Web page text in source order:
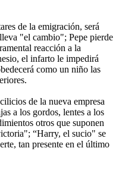
de la emigración, será
"el cambio"; Pepe pierde
reacción a la
el infarto le impedirá
como un niño las
de la nueva empresa
a los gordos, lentes a los
otros que suponen
“Harry, el sucio" se
tan presente en el último